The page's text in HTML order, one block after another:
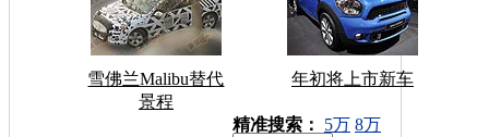
雪佛兰Malibu替代
景程
年初将上市新车
车型搜索：
精准搜索： 5万 8万